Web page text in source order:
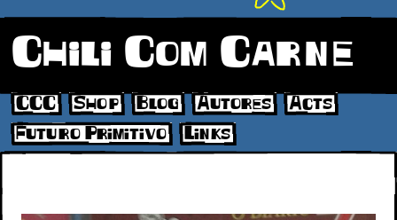
Chili Com Carne
CCC Shop Blog Autores
Acts
Futuro Primitivo
Links